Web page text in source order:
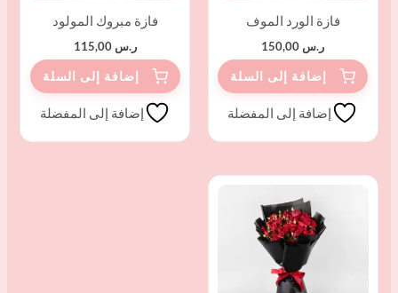
فازة الورد الموف
ر.س
إضافة إلى المفضلة
فازة مبروك المولود
ر.س 115,00
إضافة إلى المفضلة